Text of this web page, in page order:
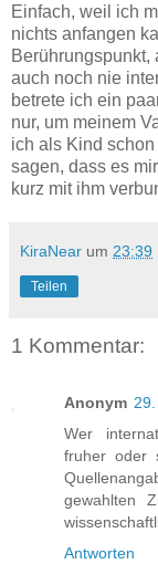
Einfach, weil ich
nichts anfangen
Berührungspunkt,
auch noch nie
betrete ich ein
nur, um meinem
ich als Kind
sagen, dass es
kurz mit ihm
KiraNear um 23:39
Teilen
1 Kommentar:
Anonym
Wer
fruher oder
gewahlten
Antworten